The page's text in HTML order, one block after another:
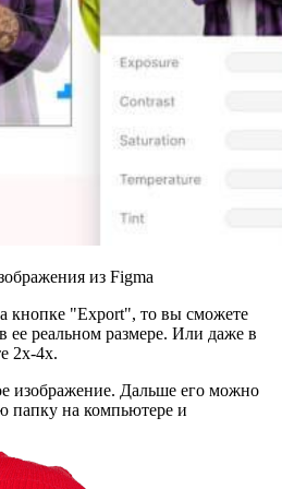
из Figma
кнопке "Export", то вы сможете
ее реальном размере. Или даже в
2x-4x.
изображение. Дальше его можно
папку на компьютере и